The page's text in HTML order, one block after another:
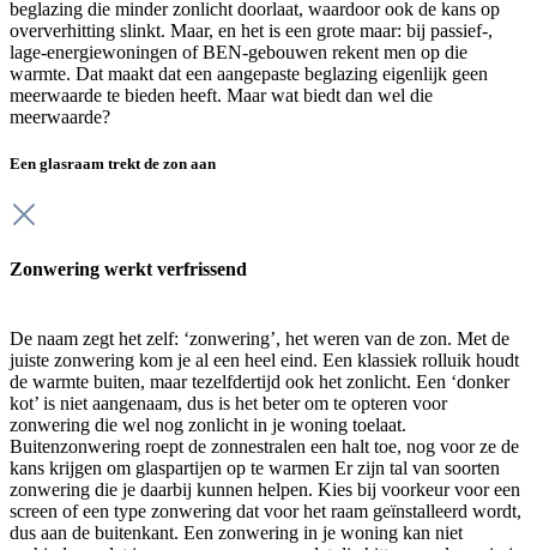
beglazing die minder zonlicht doorlaat, waardoor ook de kans op
oververhitting slinkt. Maar, en het is een grote maar: bij passief-,
lage-energiewoningen of BEN-gebouwen rekent men op die
warmte. Dat maakt dat een aangepaste beglazing eigenlijk geen
meerwaarde te bieden heeft. Maar wat biedt dan wel die
meerwaarde?
Een glasraam trekt de zon aan
Zonwering werkt verfrissend
De naam zegt het zelf: ‘zonwering’, het weren van de zon. Met de
juiste zonwering kom je al een heel eind. Een klassiek rolluik houdt
de warmte buiten, maar tezelfdertijd ook het zonlicht. Een ‘donker
kot’ is niet aangenaam, dus is het beter om te opteren voor
zonwering die wel nog zonlicht in je woning toelaat.
Buitenzonwering roept de zonnestralen een halt toe, nog voor ze de
kans krijgen om glaspartijen op te warmen Er zijn tal van soorten
zonwering die je daarbij kunnen helpen. Kies bij voorkeur voor een
screen of een type zonwering dat voor het raam geïnstalleerd wordt,
dus aan de buitenkant. Een zonwering in je woning kan niet